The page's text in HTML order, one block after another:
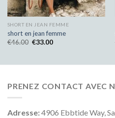
SHORT EN JEAN FEMME
short en jean femme
€46.00 €33.00
PRENEZ CONTACT AVEC
Adresse:4906 Ebbtide Way,